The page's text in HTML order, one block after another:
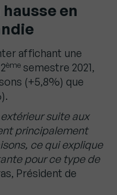
hausseen
affichant une
ème semestre 2021,
(+5,8%) que
suite aux
principalement
ce qui explique
pour ce type de
Président de